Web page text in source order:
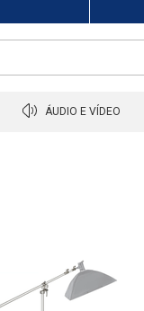
ÁUDIO E VÍDEO